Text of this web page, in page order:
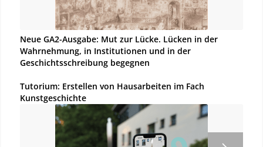
Neue GA2-Ausgabe: Mut zur Lücke. Lücken in der
Wahrnehmung, in Institutionen und in der
Geschichtsschreibung begegnen
Tutorium: Erstellen von Hausarbeiten im Fach
Kunstgeschichte